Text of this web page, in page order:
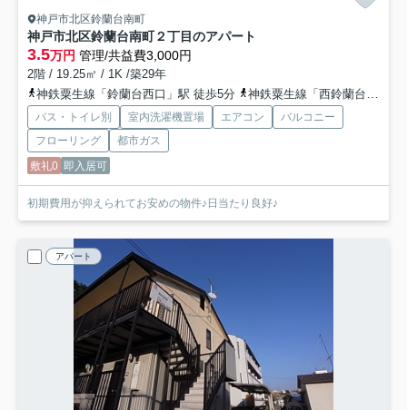
神戸市北区鈴蘭台南町
神戸市北区鈴蘭台南町２丁目のアパート
3.5万円 管理/共益費3,000円
2階 / 19.25㎡ / 1K /築29年
神鉄粟生線「鈴蘭台西口」駅 徒歩5分
神鉄粟生線「西鈴蘭台」駅 徒歩10分
バス・トイレ別 室内洗濯機置場 エアコン
バルコニー
フローリング
都市ガス
敷礼0 即入居可
初期費用が抑えられてお安めの物件♪日当たり良好♪
アパート